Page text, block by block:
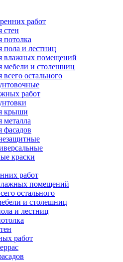
работ
стен
потолка
пола и лестниц
влажных помещений
мебели и столешниц
всего остального
работ
крыши
металла
фасадов
краски
работ
помещений
остального
и столешниц
и лестниц
работ